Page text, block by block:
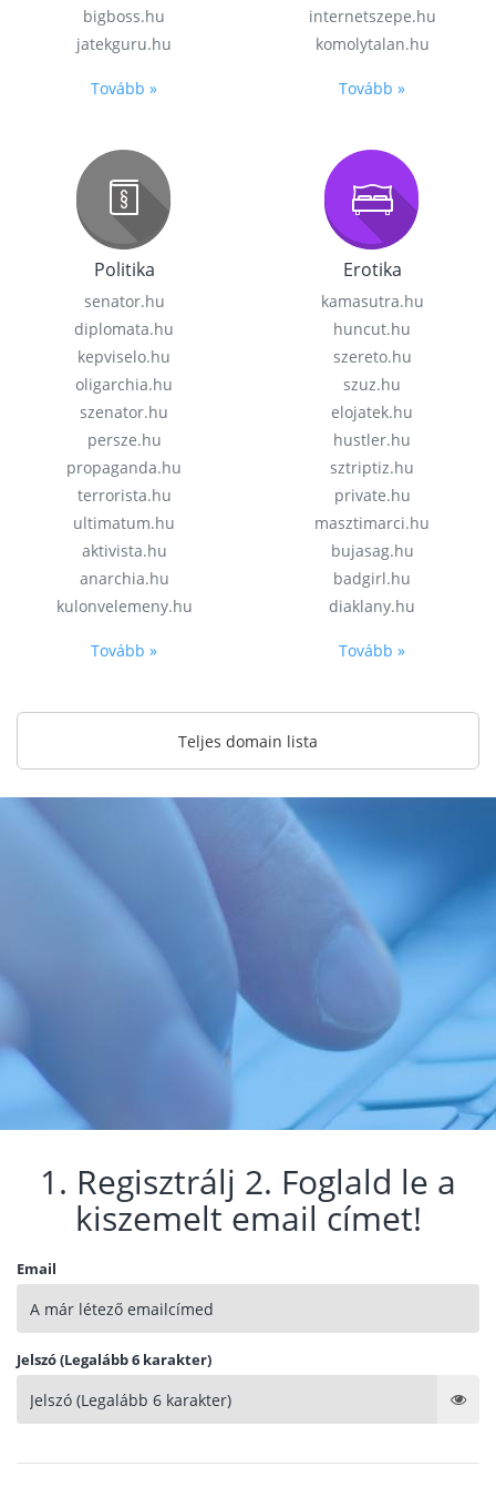
bigboss.hu
jatekguru.hu
Tovább »
internetszepe.hu
komolytalan.hu
Tovább »
Politika
senator.hu
diplomata.hu
kepviselo.hu
oligarchia.hu
szenator.hu
persze.hu
propaganda.hu
terrorista.hu
ultimatum.hu
aktivista.hu
anarchia.hu
kulonvelemeny.hu
Tovább »
Erotika
kamasutra.hu
huncut.hu
szereto.hu
szuz.hu
elojatek.hu
hustler.hu
sztriptiz.hu
private.hu
masztimarci.hu
bujasag.hu
badgirl.hu
diaklany.hu
Tovább »
Teljes domain lista
1. Regisztrálj 2. Foglald le a
kiszemelt email címet!
Email
Jelszó (Legalább 6 karakter)